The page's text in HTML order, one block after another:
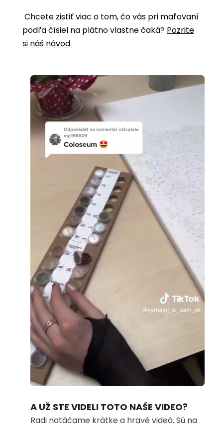
Chcete zistiť viac o tom, čo vás pri maľovaní
podľa čísiel na plátno vlastne čaká? Pozrite
si náš návod.
100.00%
A UŽ STE VIDELI TOTO NAŠE VIDEO?
Radi natáčame krátke a hravé videá. Sú na